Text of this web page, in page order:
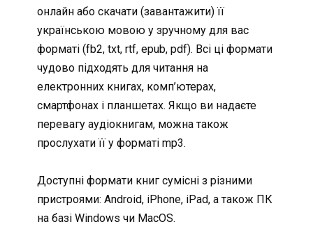
онлайн або скачати (завантажити) її
українською мовою у зручному для вас
форматі (fb2, txt, rtf, epub, pdf). Всі ці формати
чудово підходять для читання на
електронних книгах, комп’ютерах,
смартфонах і планшетах. Якщо ви надаєте
перевагу аудіокнигам, можна також
прослухати її у форматі mp3.
Доступні формати книг сумісні з різними
пристроями: Android, iPhone, iPad, а також ПК
на базі Windows чи MacOS.